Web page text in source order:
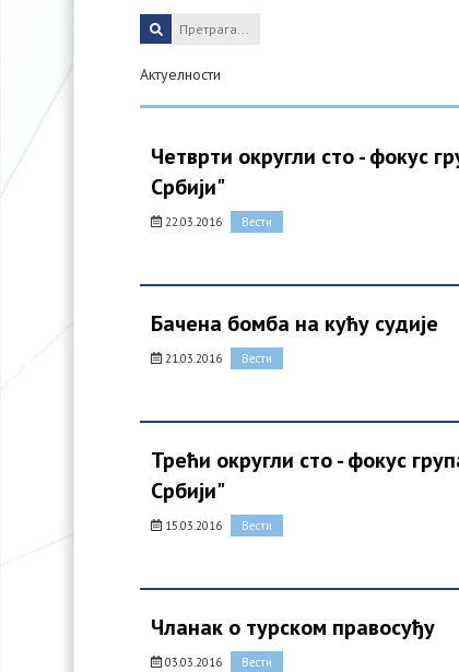
Актуелности
Четврти округли сто - фокус
Србији"
22.03.2016 Вести
Бачена бомба на кућу судије
21.03.2016 Вести
Трећи округли сто - фокус
Србији"
15.03.2016 Вести
Чланак о турском правосуђу
03.03.2016 Вести